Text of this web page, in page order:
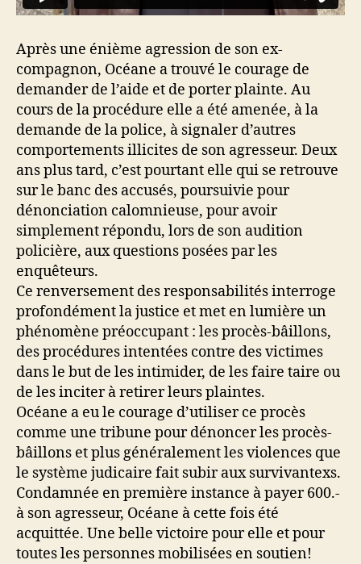
Après une énième agression de son ex-
compagnon, Océane a trouvé le courage de
demander de l’aide et de porter plainte. Au
cours de la procédure elle a été amenée, à la
demande de la police, à signaler d’autres
comportements illicites de son agresseur. Deux
ans plus tard, c’est pourtant elle qui se retrouve
sur le banc des accusés, poursuivie pour
dénonciation calomnieuse, pour avoir
simplement répondu, lors de son audition
policière, aux questions posées par les
enquêteurs.
Ce renversement des responsabilités interroge
profondément la justice et met en lumière un
phénomène préoccupant : les procès-bâillons,
des procédures intentées contre des victimes
dans le but de les intimider, de les faire taire ou
de les inciter à retirer leurs plaintes.
Océane a eu le courage d’utiliser ce procès
comme une tribune pour dénoncer les procès-
bâillons et plus généralement les violences que
le système judicaire fait subir aux survivantexs.
Condamnée en première instance à payer 600.-
à son agresseur, Océane à cette fois été
acquittée. Une belle victoire pour elle et pour
toutes les personnes mobilisées en soutien!